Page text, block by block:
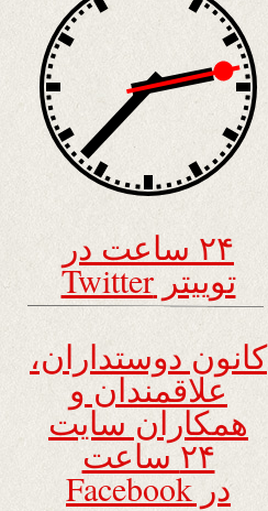
۲۴ ساعت در
توییتر Twitter
کانون دوستداران،
علاقمندان و
همکاران سایت
۲۴ ساعت
در Facebook